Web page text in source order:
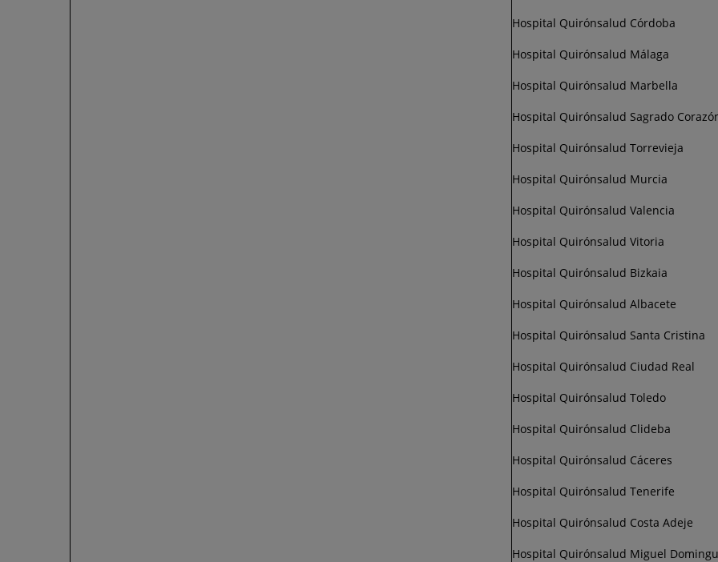
Hospital Quirónsalud Córdoba
Hospital Quirónsalud Málaga
Hospital Quirónsalud Marbella
Hospital Quirónsalud Sagrado
Hospital Quirónsalud Torrevieja
Hospital Quirónsalud Murcia
Hospital Quirónsalud Valencia
Hospital Quirónsalud Vitoria
Hospital Quirónsalud Bizkaia
Hospital Quirónsalud Albacete
Hospital Quirónsalud Santa Cristina
Hospital Quirónsalud Ciudad Real
Hospital Quirónsalud Toledo
Hospital Quirónsalud Clideba
Hospital Quirónsalud Cáceres
Hospital Quirónsalud Tenerife
Hospital Quirónsalud Costa Adeje
Hospital Quirónsalud Miguel